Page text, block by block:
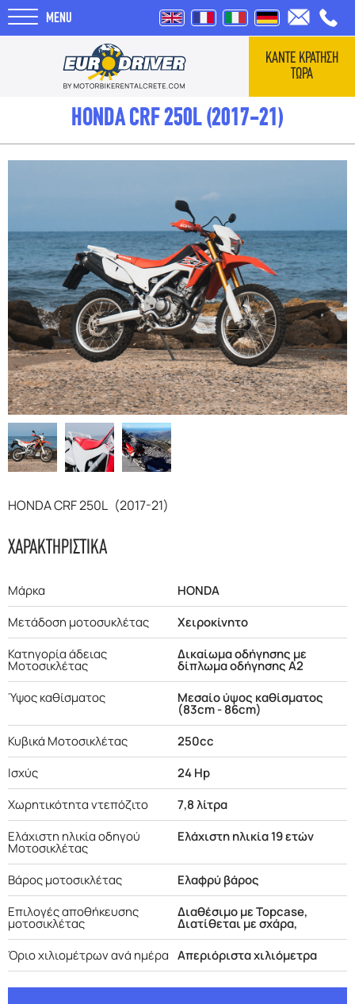
MENU
ΚΑΝΤΕ ΚΡΑΤΗΣΗ
ΤΩΡΑ
ΕΝΟΙΚΙΑΣΕΙΣ
REVIEWS
ΤΑΞΙΔΙΑ
BLOG
F.A.Q
HONDA CRF 250L (2017-21)
HONDA CRF 250L (2017-21)
ΧΑΡΑΚΤΗΡΙΣΤΙΚΑ
Μάρκα
HONDA
Μετάδοση μοτοσυκλέτας
Χειροκίνητο
Κατηγορία άδειας
Μοτοσικλέτας
Δικαίωμα οδήγησης με
δίπλωμα οδήγησης Α2
Ύψος καθίσματος
Μεσαίο ύψος καθίσματος
(83cm - 86cm)
Κυβικά Μοτοσικλέτας
250cc
Ισχύς
24 Hp
Χωρητικότητα ντεπόζιτο
7,8 λίτρα
Ελάχιστη ηλικία οδηγού
Μοτοσικλέτας
Ελάχιστη ηλικία 19 ετών
Βάρος μοτοσικλέτας
Ελαφρύ βάρος
Επιλογές αποθήκευσης
μοτοσικλέτας
Διαθέσιμο με Topcase,
Διατίθεται με σχάρα,
Όριο χιλιομέτρων ανά ημέρα Απεριόριστα χιλιόμετρα